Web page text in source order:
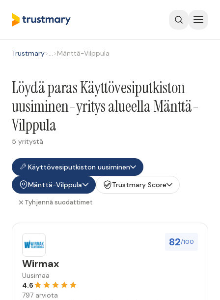
Trustmary>…>Mänttä-Vilppula
Löydä paras Käyttövesiputkiston
uusiminen-yritys alueella Mänttä-
Vilppula
5 yritystä
Käyttövesiputkiston uusiminen
Mänttä-Vilppula
Trustmary Score
Tyhjennä suodattimet
82/100
Wirmax
Uusimaa
4.6
797 arviota